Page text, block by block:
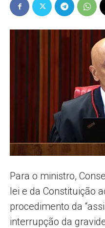
Para o ministro,
lei e da Constituição
procedimento da
interrupção da